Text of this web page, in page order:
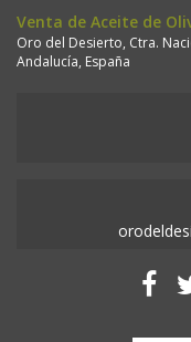
Venta de Aceite de
Oro del Desierto, Ctra.
Andalucía, España